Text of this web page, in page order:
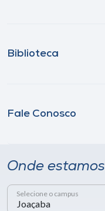
Biblioteca
Fale Conosco
Onde estamos
Selecione o campus